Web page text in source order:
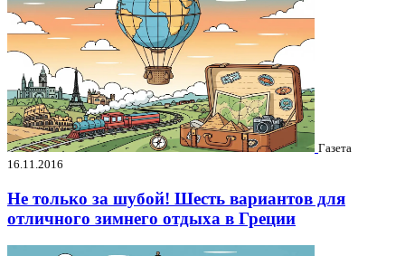
Газета
16.11.2016
Не только за шубой! Шесть вариантов для
отличного зимнего отдыха в Греции